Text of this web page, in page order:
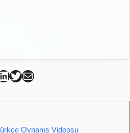
Kütahya Linkedin
Can Kütahya Twitter
Can Kütahya Mail
Oynanış Videosu